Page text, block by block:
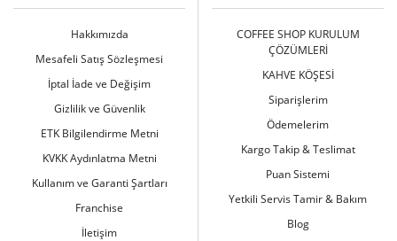
Hakkımızda
Mesafeli Satış Sözleşmesi
İptal İade ve Değişim
Gizlilik ve Güvenlik
ETK Bilgilendirme Metni
KVKK Aydınlatma Metni
Kullanım ve Garanti Şartları
Franchise
İletişim
COFFEE SHOP KURULUM
ÇÖZÜMLERİ
KAHVE KÖŞESİ
Siparişlerim
Ödemelerim
Kargo Takip & Teslimat
Puan Sistemi
Yetkili Servis Tamir & Bakım
Blog